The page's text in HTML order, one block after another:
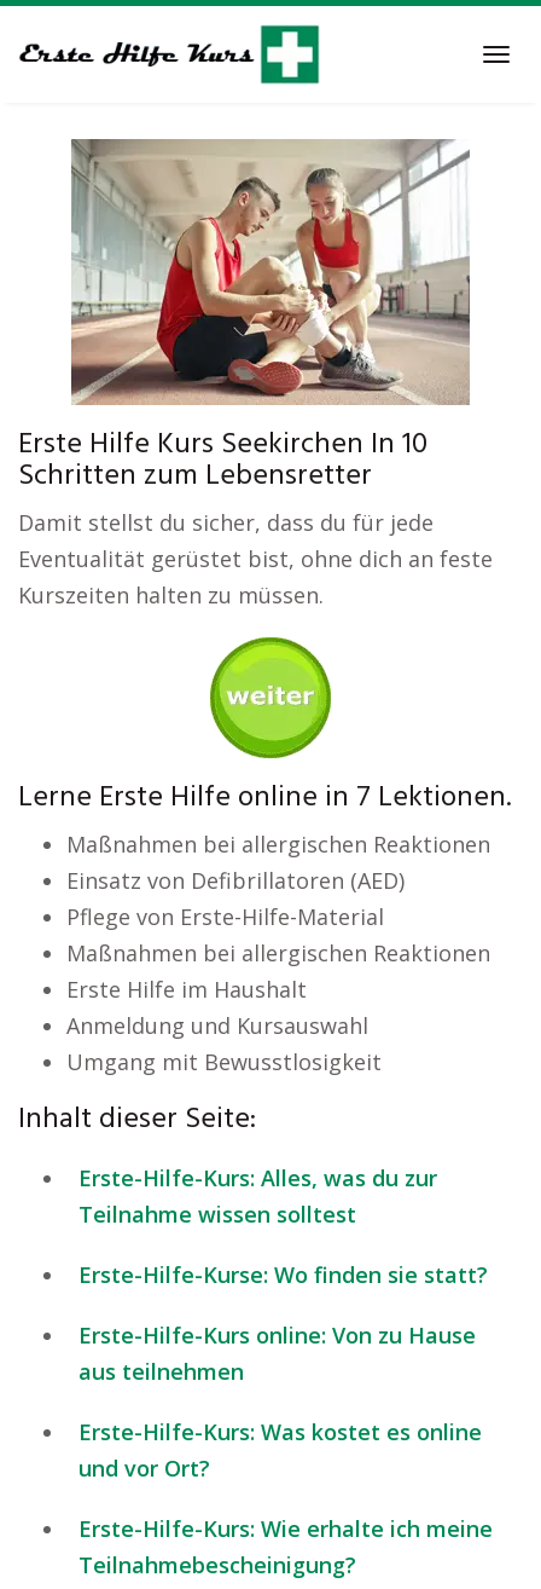
to
Erste Hilfe Kurs Seekirchen In 10
Schritten zum Lebensretter
Damit stellst du sicher, dass du für jede
Eventualität gerüstet bist, ohne dich an feste
Kurszeiten halten zu müssen.
Lerne Erste Hilfe online in 7 Lektionen.
Maßnahmen bei allergischen Reaktionen
Einsatz von Defibrillatoren (AED)
Pflege von Erste-Hilfe-Material
Maßnahmen bei allergischen Reaktionen
Erste Hilfe im Haushalt
Anmeldung und Kursauswahl
Umgang mit Bewusstlosigkeit
Inhalt dieser Seite:
Erste-Hilfe-Kurs: Alles, was du zur
Teilnahme wissen solltest
Erste-Hilfe-Kurse: Wo finden sie statt?
Erste-Hilfe-Kurs online: Von zu Hause
aus teilnehmen
Erste-Hilfe-Kurs: Was kostet es online
und vor Ort?
Erste-Hilfe-Kurs: Wie erhalte ich meine
Teilnahmebescheinigung?